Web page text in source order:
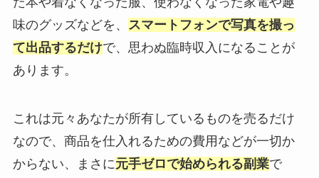
味のグッズなどを、
スマートフォンで写真を撮っ
て出品するだけで、思わぬ臨時収入になることが
あります。
これは元々あなたが所有しているものを売るだけ
なので、商品を仕入れるための費用などが一切か
からない、まさに元手ゼロで始められる副業で